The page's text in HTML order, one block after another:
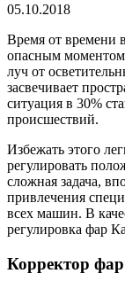
05.10.2018
Время от времени
опасным
луч от
засвечивает
ситуация в 30%
происшествий.
Избежать этого
регулировать
сложная задача,
привлечения
всех машин. В
регулировка фар
Корректор